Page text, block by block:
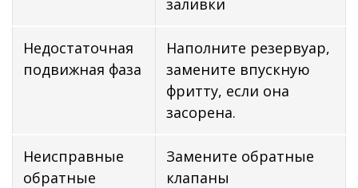
заливки
Недостаточная
подвижная фаза
Наполните резервуар,
замените впускную
фритту, если она
засорена.
Неисправные
обратные
Замените обратные
клапаны